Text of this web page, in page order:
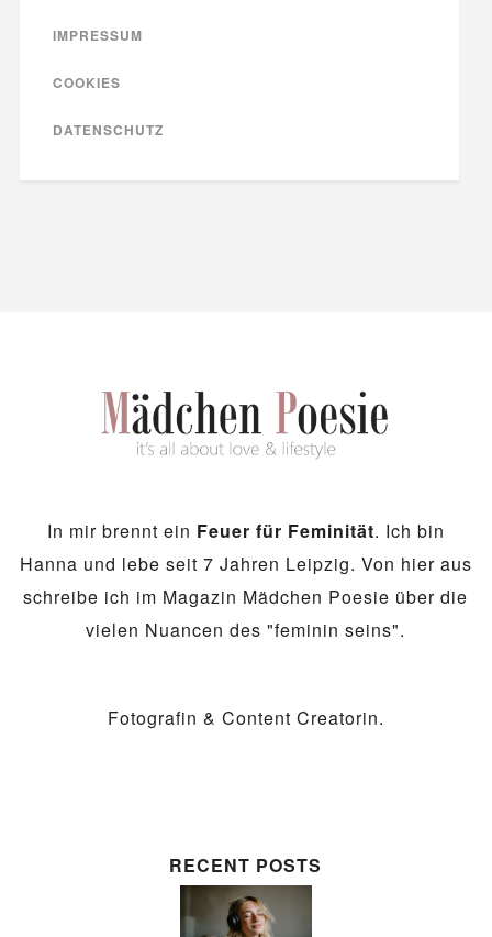
IMPRESSUM
COOKIES
DATENSCHUTZ
In mir brennt ein Feuer für Feminität. Ich bin
Hanna und lebe seit 7 Jahren Leipzig. Von hier aus
schreibe ich im Magazin Mädchen Poesie über die
vielen Nuancen des "feminin seins".
Fotografin & Content Creatorin.
RECENT POSTS